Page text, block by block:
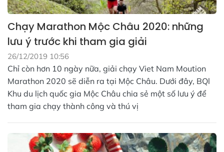
Chạy Marathon Mộc Châu 2020: những
lưu ý trước khi tham gia giải
26/12/2019 10:56
Chỉ còn hơn 10 ngày nữa, giải chạy Viet Nam Moution
Marathon 2020 sẽ diễn ra tại Mộc Châu. Dưới đây, BQl
Khu du lịch quốc gia Mộc Châu chia sẻ một số lưu ý để
tham gia chạy thành công và thú vị